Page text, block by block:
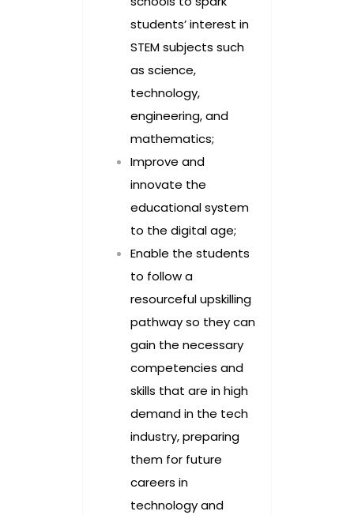
students’ interest in
STEM subjects such
as science,
technology,
engineering, and
mathematics;
Improve and
innovate the
educational system
to the digital age;
Enable the students
to follow a
resourceful upskilling
pathway so they can
gain the necessary
competencies and
skills that are in high
demand in the tech
industry, preparing
them for future
careers in
technology and